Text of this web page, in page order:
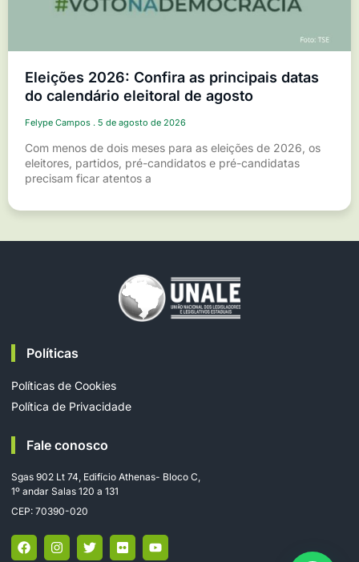
Eleições 2026: Confira as principais datas
do calendário eleitoral de agosto
Felype Campos 5 de agosto de 2026
Com menos de dois meses para as eleições de 2026, os
eleitores, partidos, pré-candidatos e pré-candidatas
precisam ficar atentos a
Políticas
Políticas de Cookies
Política de Privacidade
Fale conosco
Sgas 902 Lt 74, Edifício Athenas- Bloco C,
1º andar Salas 120 a 131
CEP: 70390-020